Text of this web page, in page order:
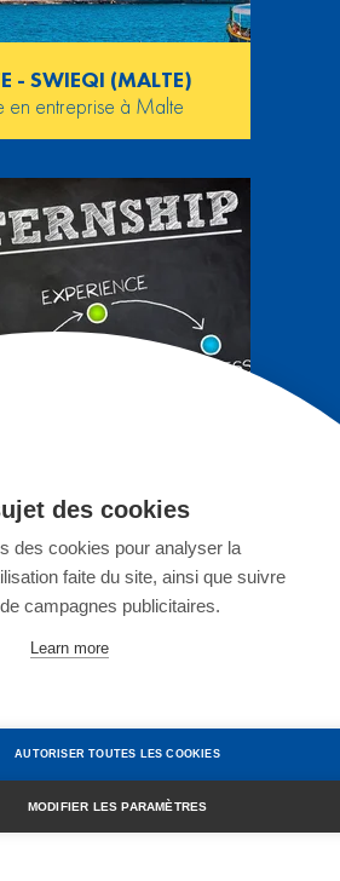
- SWIEQI (MALTE)
en entreprise à Malte
en entreprise à Dublin
W
des cookies
des cookies pour analyser la
faite du site, ainsi que suivre
campagnes publicitaires.
Learn more
AUTORISER TOUTES LES COOKIES
MODIFIER LES PARAMÈTRES